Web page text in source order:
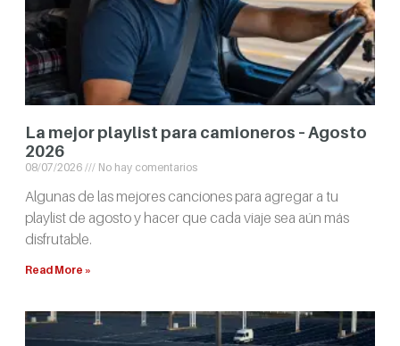
La mejor playlist para camioneros – Agosto
2026
08/07/2026 No hay comentarios
Algunas de las mejores canciones para agregar a tu
playlist de agosto y hacer que cada viaje sea aún más
disfrutable.
Read More »